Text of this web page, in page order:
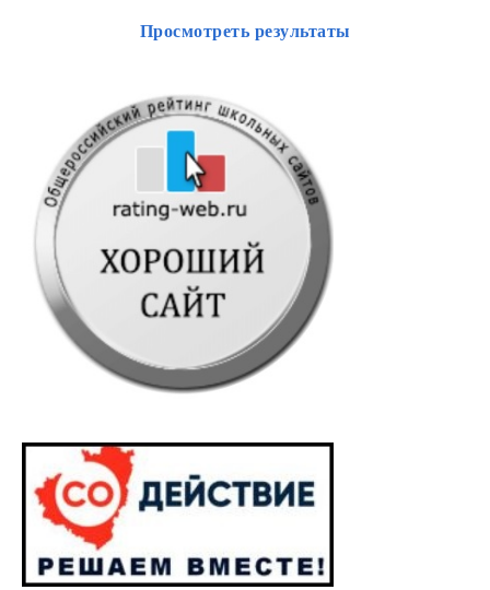
Просмотреть результаты